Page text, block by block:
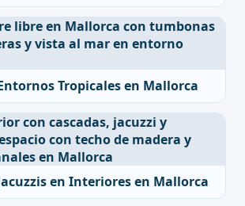
Tropicales en Mallorca
en Interiores en Mallorca